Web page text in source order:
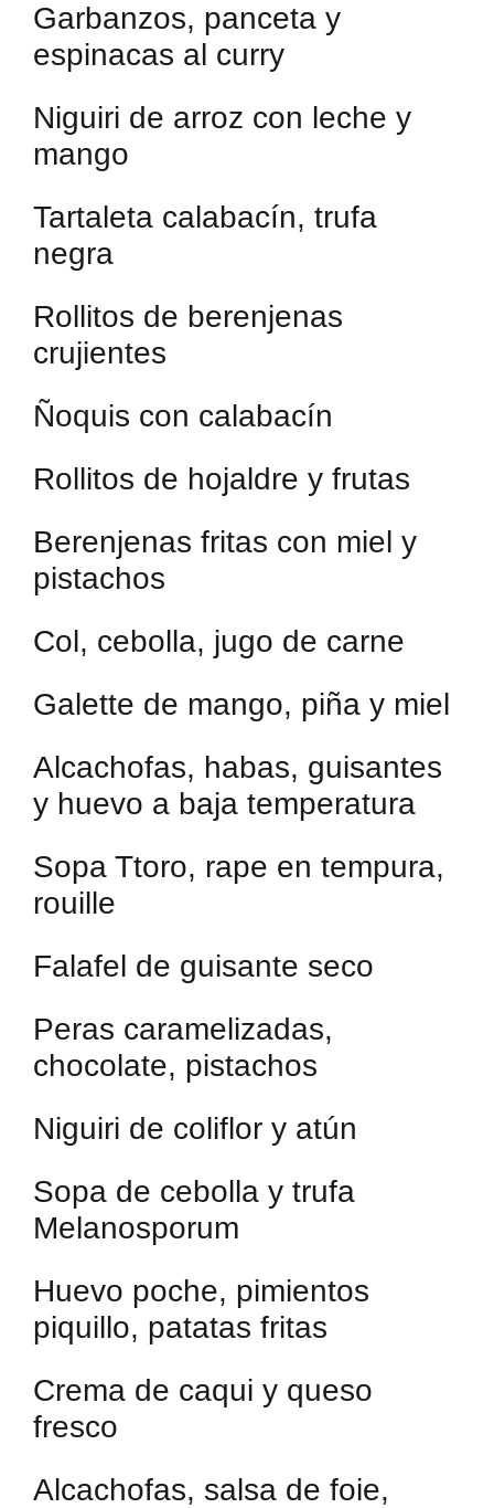
Garbanzos, panceta y
espinacas al curry
Niguiri de arroz con leche y
mango
Tartaleta calabacín, trufa
negra
Rollitos de berenjenas
crujientes
Ñoquis con calabacín
Rollitos de hojaldre y frutas
Berenjenas fritas con miel y
pistachos
Col, cebolla, jugo de carne
Galette de mango, piña y miel
Alcachofas, habas, guisantes
y huevo a baja temperatura
Sopa Ttoro, rape en tempura,
rouille
Falafel de guisante seco
Peras caramelizadas,
chocolate, pistachos
Niguiri de coliflor y atún
Sopa de cebolla y trufa
Melanosporum
Huevo poche, pimientos
piquillo, patatas fritas
Crema de caqui y queso
fresco
Alcachofas, salsa de foie,